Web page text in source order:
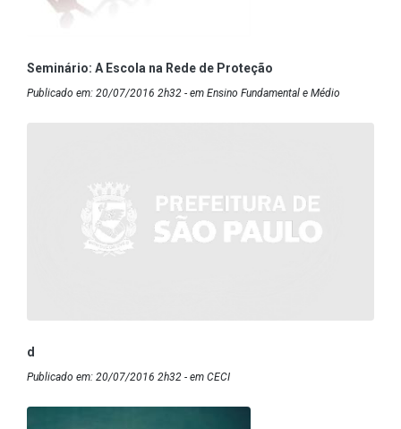
Seminário: A Escola na Rede de Proteção
Publicado em: 20/07/2016 2h32 - em Ensino Fundamental e Médio
d
Publicado em: 20/07/2016 2h32 - em CECI